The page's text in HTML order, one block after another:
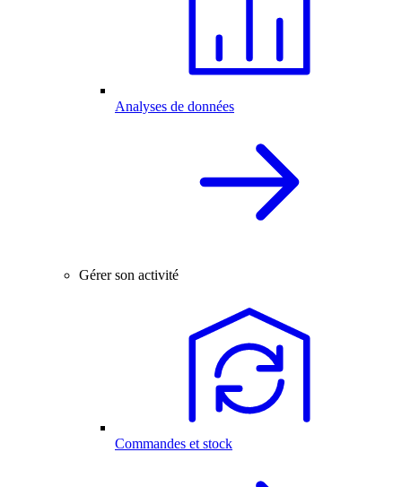
Analyses de données
Gérer son activité
Commandes et stock